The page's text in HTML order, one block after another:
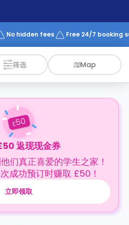
No hidden fees Free 24/7 booking
筛选 Map
£50
返现现金券
们真正喜爱的学生之家！
成功预订时赚取 £50！
立即领取